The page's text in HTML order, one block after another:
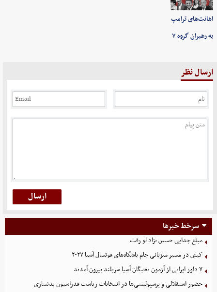
اهانت‌های ترامپ
به رهبران گروه ۷
ارسال نظر
سرخط خبرها
مبلغ جدایی حسین نژاد لو رفت
کیش در مسیر میزبانی جام باشگاه‌های فوتسال آسیا ۲۰۲۷
۷ داور ایرانی از آزمون نخبگان آسیا سربلند بیرون آمدند
حضور استقلالی و پرسپولیسی‌ها در انتخابات ریاست فدراسیون بدنسازی